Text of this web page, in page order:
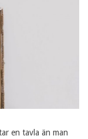
en tavla än man